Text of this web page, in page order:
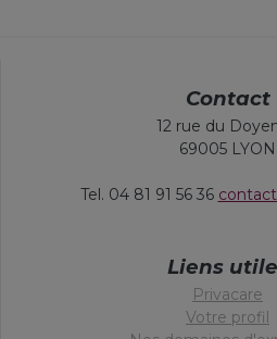
Contact
12 rue du
69005 LYON
Tel. 04 81 91 56 36
Liens
Privacare
Votre profil